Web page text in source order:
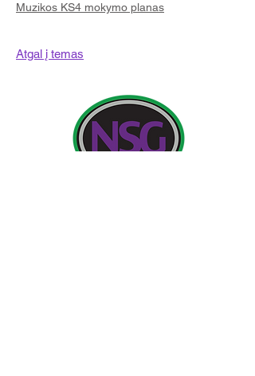
Muzikos KS4 mokymo planas
Atgal į temas